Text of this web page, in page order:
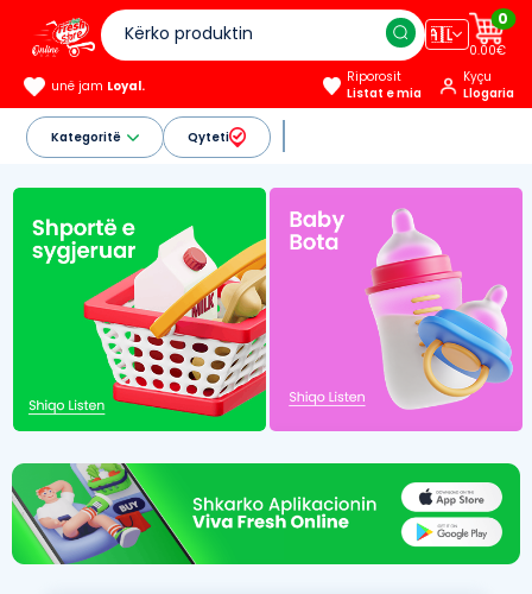
🇦🇱
0
0.00€
unë jam Loyal.
Riporosit
Listat e mia
Kyçu
Llogaria
Kategoritë Qyteti